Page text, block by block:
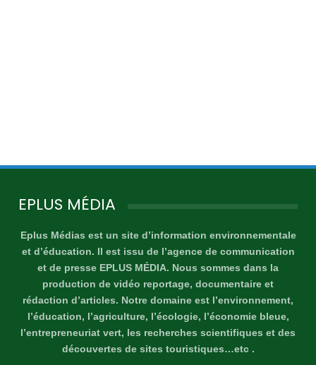
EPLUS MÉDIA
Eplus Médias est un site d’information environnementale
et d’éducation. Il est issu de l’agence de communication
et de presse EPLUS MÉDIA. Nous sommes dans la
production de vidéo reportage, documentaire et
rédaction d’articles. Notre domaine est l’environnement,
l’éducation, l’agriculture, l’écologie, l’économie bleue,
l’entrepreneuriat vert, les recherches scientifiques et des
découvertes de sites touristiques…etc .